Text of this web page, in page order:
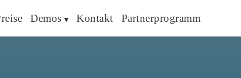
Demos Kontakt Partnerprogramm